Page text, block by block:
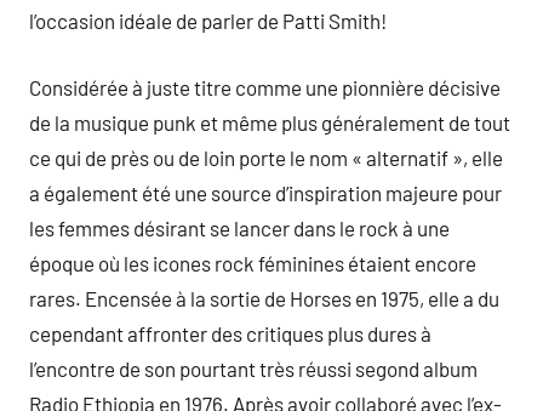
l’occasion idéale de parler de Patti Smith!
Considérée à juste titre comme une pionnière décisive
de la musique punk et même plus généralement de tout
ce qui de près ou de loin porte le nom « alternatif », elle
a également été une source d’inspiration majeure pour
les femmes désirant se lancer dans le rock à une
époque où les icones rock féminines étaient encore
rares. Encensée à la sortie de Horses en 1975, elle a du
cependant affronter des critiques plus dures à
l’encontre de son pourtant très réussi segond album
Radio Ethiopia en 1976. Après avoir collaboré avec l’ex-